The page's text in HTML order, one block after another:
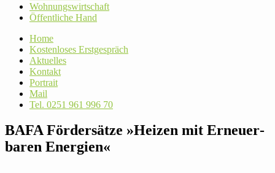
contentWoh­nungs­wirt­schaft
Öffent­liche Hand
Home
Kos­ten­loses Erstgespräch
Aktu­elles
Kontakt
Por­trait
Mail
Tel. 0251 961 996 70
BAFA För­der­sätze »Heizen mit Erneu­er­
baren Energien«